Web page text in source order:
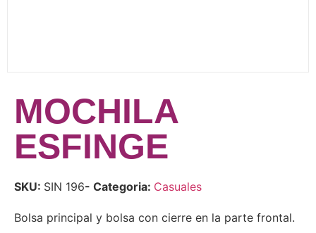
MOCHILA
ESFINGE
SKU: SIN 196- Categoria: Casuales
Bolsa principal y bolsa con cierre en la parte frontal.